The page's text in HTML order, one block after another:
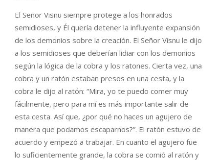
El Señor Visnu siempre protege a los honrados
semidioses, y Él quería detener la influyente expansión
de los demonios sobre la creación. El Señor Visnu le dijo
a los semidioses que deberían lidiar con los demonios
según la lógica de la cobra y los ratones. Cierta vez, una
cobra y un ratón estaban presos en una cesta, y la
cobra le dijo al ratón: “Mira, yo te puedo comer muy
fácilmente, pero para mí es más importante salir de
esta cesta. Así que, ¿por qué no haces un agujero de
manera que podamos escaparnos?”. El ratón estuvo de
acuerdo y empezó a trabajar. En cuanto el agujero fue
lo suficientemente grande, la cobra se comió al ratón y